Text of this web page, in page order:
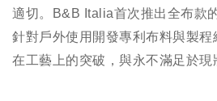
適切。B&B Italia首次推出全布款
針對戶外使用開發專利布料與製
在工藝上的突破，與永不滿足於現